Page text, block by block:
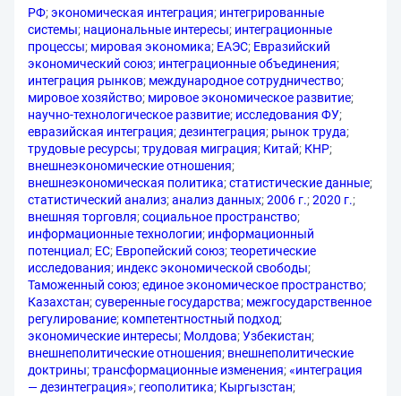
РФ;экономическая интеграция; интегрированные
системы; национальные интересы; интеграционные
процессы; мировая экономика; ЕАЭС; Евразийский
экономический союз; интеграционные объединения;
интеграция рынков; международное сотрудничество;
мировое хозяйство; мировое экономическое развитие;
научно-технологическое развитие; исследования ФУ;
евразийская интеграция; дезинтеграция; рынок труда;
трудовые ресурсы;трудовая миграция; Китай; КНР;
внешнеэкономические отношения;
внешнеэкономическая политика;статистические данные;
статистический анализ;анализ данных;2006 г.;2020 г.;
внешняя торговля;социальное пространство;
информационные технологии; информационный
потенциал; ЕС; Европейский союз;теоретические
исследования; индекс экономической свободы;
Таможенный союз;единое экономическое пространство;
Казахстан;суверенные государства; межгосударственное
регулирование; компетентностный подход;
экономические интересы; Молдова;Узбекистан;
внешнеполитические отношения; внешнеполитические
доктрины;трансформационные изменения;«интеграция
— дезинтеграция»; геополитика; Кыргызстан;